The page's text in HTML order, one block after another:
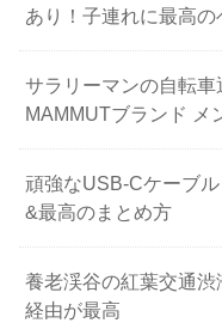
あり！子連れに最高
サラリーマンの自転車
MAMMUTブランド メ
頑強なUSB-Cケーブ
&最高のまとめ方
養老渓谷の紅葉交通
経由が最高